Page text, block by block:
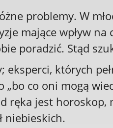
problemy. W
mające wpływ
poradzić. Stąd
eksperci, których
„bo co oni mogą
ręka jest
niebieskich.